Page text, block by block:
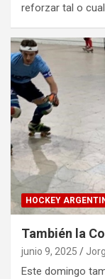
reforzar tal o cual…
HOCKEY
También la
junio 9, 2025
Este domingo